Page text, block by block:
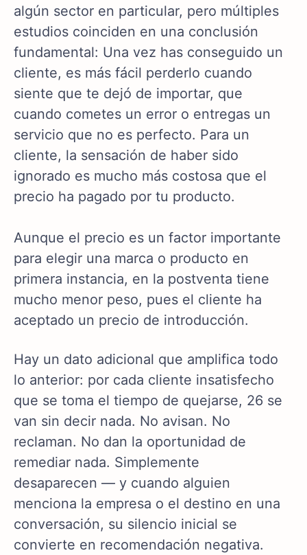
algún sector en particular, pero múltiples
estudios coinciden en una conclusión
fundamental: Una vez has conseguido un
cliente, es más fácil perderlo cuando
siente que te dejó de importar, que
cuando cometes un error o entregas un
servicio que no es perfecto. Para un
cliente, la sensación de haber sido
ignorado es mucho más costosa que el
precio ha pagado por tu producto.
Aunque el precio es un factor importante
para elegir una marca o producto en
primera instancia, en la postventa tiene
mucho menor peso, pues el cliente ha
aceptado un precio de introducción.
Hay un dato adicional que amplifica todo
lo anterior: por cada cliente insatisfecho
que se toma el tiempo de quejarse, 26 se
van sin decir nada. No avisan. No
reclaman. No dan la oportunidad de
remediar nada. Simplemente
desaparecen — y cuando alguien
menciona la empresa o el destino en una
conversación, su silencio inicial se
convierte en recomendación negativa.